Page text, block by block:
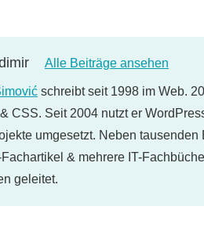
Alle Beiträge ansehen
schreibt seit 1998 im Web.
CSS. Seit 2004 nutzt er
umgesetzt. Neben tausenden
& mehrere IT-
geleitet.